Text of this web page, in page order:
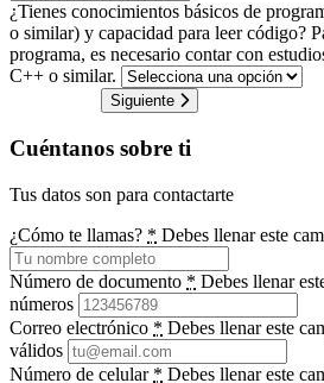
¿Tienes conocimientos básicos de
o similar) y capacidad para leer código?
programa, es necesario contar con
C++ o similar.
Siguiente
Cuéntanos sobre ti
Tus datos son para contactarte
¿Cómo te llamas? * Debes llenar este
Número de documento * Debes llenar
números
Correo electrónico * Debes llenar este
válidos
Número de celular * Debes llenar este